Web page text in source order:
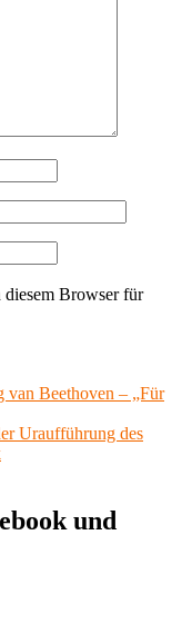
Browser für
Beethoven – „Für
Uraufführung des
und